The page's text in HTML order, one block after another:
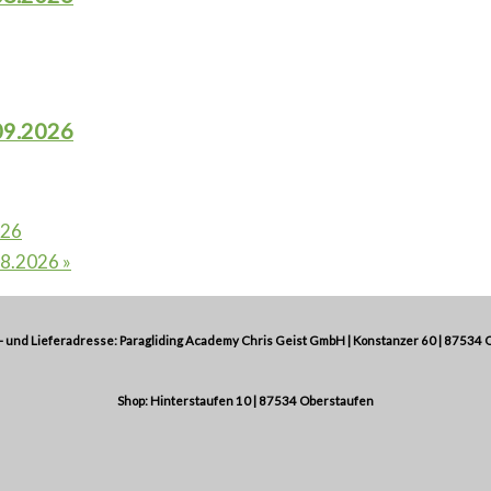
»
und Lieferadresse: Paragliding Academy Chris Geist GmbH | Konstanzer 60 | 87534
Shop: Hinterstaufen 10 | 87534 Oberstaufen